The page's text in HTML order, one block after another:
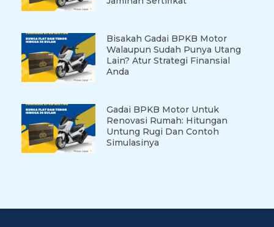
Bisakah Gadai BPKB Motor
Walaupun Sudah Punya Utang
Lain? Atur Strategi Finansial
Anda
Gadai BPKB Motor Untuk
Renovasi Rumah: Hitungan
Untung Rugi Dan Contoh
Simulasinya